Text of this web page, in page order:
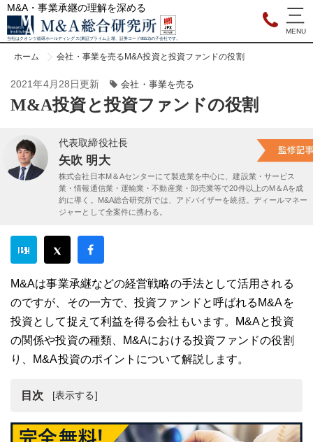
M&A・事業承継の理解を深める
当社はクオンツ総研ホールディングス(東証プライム上場、証券コード9552)の子会社です。
ホーム 会社・事業を売る M&A投資と投資ファンドの役割
2021年4月28日更新 会社・事業を売る
M&A投資と投資ファンドの役割
代表取締役社長
矢吹 明大
株式会社日本M＆Aセンターにて製造業を中心に、建設業・サービス
業・情報通信業・運輸業・不動産業・卸売業等で20件以上のM＆Aを成
約に導く。M&A総合研究所では、アドバイザーを統括。ディールマネー
ジャーとして全案件に携わる。
M&Aは事業承継などの経営戦略の手法として活用される
のですが、その一方で、投資ファンドと呼ばれるM&Aを
投資として捉えて利益を得る会社もいます。M&Aと投資
の関係や投資の種類、M&Aにおける投資ファンドの役割
り、M&A投資のポイントについて解説します。
目次
M&Aと投資